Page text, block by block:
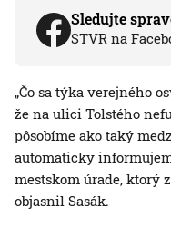
Sledujte
STVR na
„Čo sa týka verejného
že na ulici Tolstého
pôsobíme ako taký
automaticky
mestskom úrade, ktorý
objasnil Sasák.